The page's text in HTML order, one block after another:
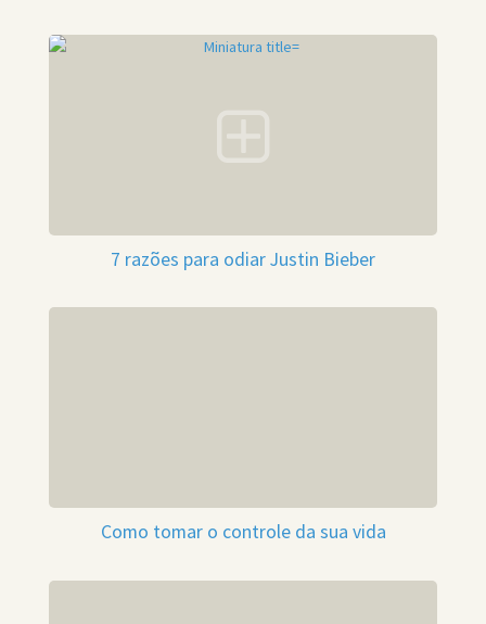
7 razões para odiar Justin Bieber
Como tomar o controle da sua vida